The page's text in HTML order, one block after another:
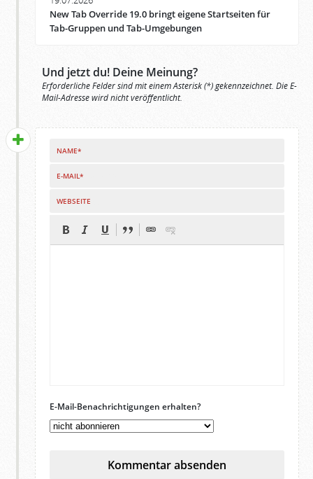
New Tab Override 19.0 bringt eigene Startseiten für
Tab-Gruppen und Tab-Umgebungen
Und jetzt du! Deine Meinung?
Erforderliche Felder sind mit einem Asterisk (*) gekennzeichnet. Die E-
Mail-Adresse wird nicht veröffentlicht.
NAME*
E-MAIL*
WEBSEITE
E-Mail-Benachrichtigungen erhalten?
Kommentar absenden